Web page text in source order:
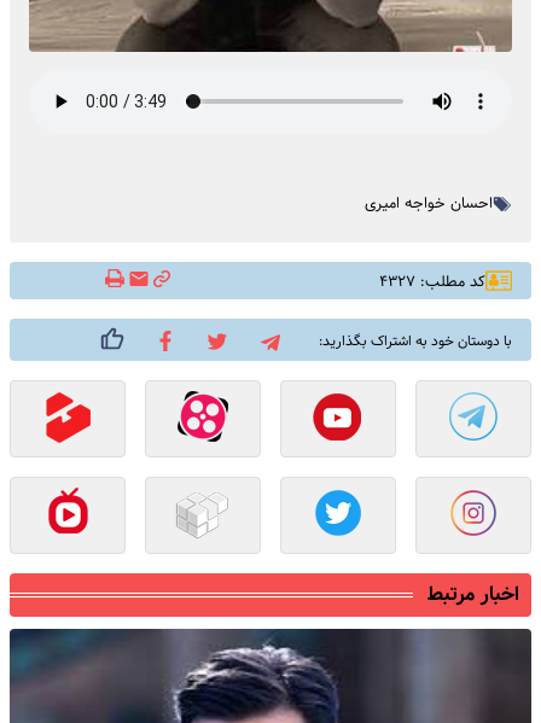
احسان خواجه امیری
کد مطلب: ۴۳۲۷
با دوستان خود به اشتراک بگذارید:
اخبار مرتبط